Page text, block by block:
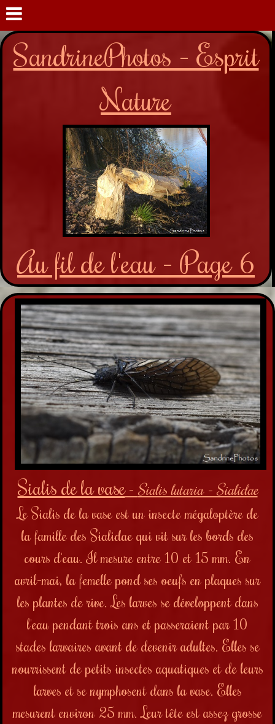
SandrinePhotos - Esprit
Nature
Au fil de l'eau - Page 6
Sialis de la vase- Sialis lutaria - Sialidae
Le Sialis de la vase est un insecte mégaloptère de
la famille des Sialidae qui vit sur les bords des
cours d'eau. Il mesure entre 10 et 15 mm. En
avril-mai, la femelle pond ses oeufs en plaques sur
les plantes de rive.Les larves se développent dans
l'eau pendant trois ans et passeraient par 10
stades larvaires avant de devenir adultes. Elles se
nourrissent de petits insectes aquatiques et de leurs
larves et se nymphosent dans la vase. Elles
mesurent environ 25 mm. Leurtêteest assezgrosse